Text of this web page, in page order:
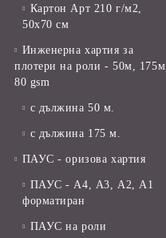
Картон Арт 210 г/м2,
50х70 см
Инженерна хартия за
плотери на роли - 50м, 175м,
80 gsm
с дължина 50 м.
с дължина 175 м.
ПАУС - оризова хартия
ПАУС - А4, А3, А2, А1
форматиран
ПАУС на роли